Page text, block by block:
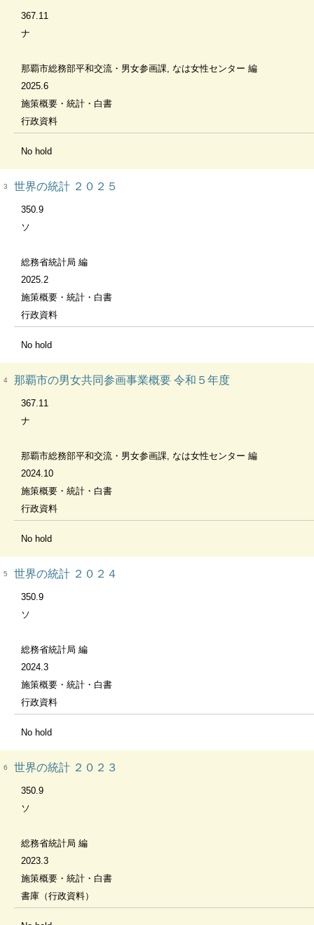
367.11
ナ
那覇市総務部平和交流・男女参画課, なは女性センター 編
2025.6
施策概要・統計・白書
行政資料
No hold
3 世界の統計 ２０２５
350.9
ソ
総務省統計局 編
2025.2
施策概要・統計・白書
行政資料
No hold
4 那覇市の男女共同参画事業概要 令和５年度
367.11
ナ
那覇市総務部平和交流・男女参画課, なは女性センター 編
2024.10
施策概要・統計・白書
行政資料
No hold
5 世界の統計 ２０２４
350.9
ソ
総務省統計局 編
2024.3
施策概要・統計・白書
行政資料
No hold
6 世界の統計 ２０２３
350.9
ソ
総務省統計局 編
2023.3
施策概要・統計・白書
書庫（行政資料）